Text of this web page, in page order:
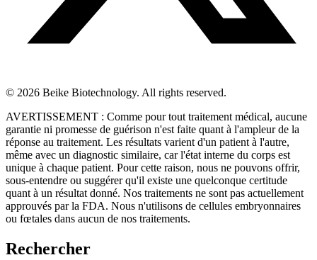
© 2026 Beike Biotechnology. All rights reserved.
AVERTISSEMENT : Comme pour tout traitement médical, aucune
garantie ni promesse de guérison n'est faite quant à l'ampleur de la
réponse au traitement. Les résultats varient d'un patient à l'autre,
même avec un diagnostic similaire, car l'état interne du corps est
unique à chaque patient. Pour cette raison, nous ne pouvons offrir,
sous-entendre ou suggérer qu'il existe une quelconque certitude
quant à un résultat donné. Nos traitements ne sont pas actuellement
approuvés par la FDA. Nous n'utilisons de cellules embryonnaires
ou fœtales dans aucun de nos traitements.
Rechercher